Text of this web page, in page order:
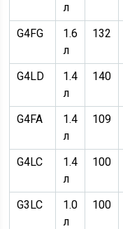
л
G4FG
1.6
л
132
G4LD
1.4
л
140
G4FA
1.4
л
109
G4LC
1.4
л
100
G3LC
1.0
л
100